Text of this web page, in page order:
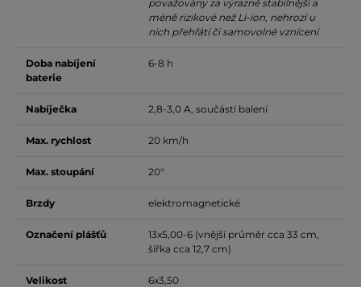
považovány za výrazně stabilnější a
méně rizikové než Li-ion, nehrozí u
nich přehřátí či samovolné vznícení
Doba nabíjení
baterie
6-8 h
Nabíječka 2,8-3,0 A, součástí balení
Max. rychlost 20 km/h
Max. stoupání 20°
Brzdy elektromagnetické
Označení plášťů
13x5,00-6 (vnější průměr cca 33 cm,
šířka cca 12,7 cm)
Velikost
6x3,50